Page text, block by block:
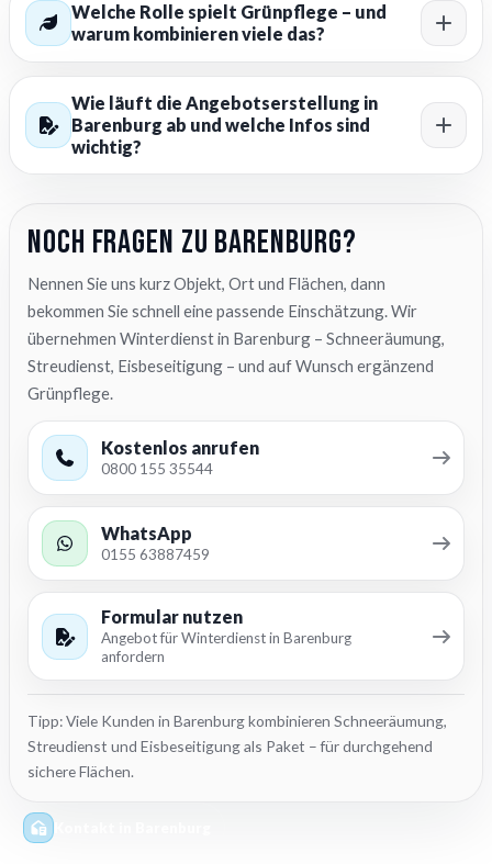
Welche Rolle spielt Grünpflege – und
warum kombinieren viele das?
Wie läuft die Angebotserstellung in
Barenburg ab und welche Infos sind
wichtig?
Noch Fragen zu Barenburg?
Nennen Sie uns kurz Objekt, Ort und Flächen, dann
bekommen Sie schnell eine passende Einschätzung. Wir
übernehmen Winterdienst in Barenburg – Schneeräumung,
Streudienst, Eisbeseitigung – und auf Wunsch ergänzend
Grünpflege.
Kostenlos anrufen
0800 155 35544
WhatsApp
0155 63887459
Formular nutzen
Angebot für Winterdienst in Barenburg
anfordern
Tipp: Viele Kunden in Barenburg kombinieren Schneeräumung,
Streudienst und Eisbeseitigung als Paket – für durchgehend
sichere Flächen.